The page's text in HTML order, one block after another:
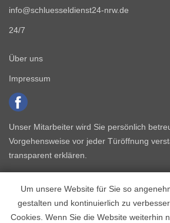
Um unsere Website für Sie so
gestalten und kontinuierlich zu
Cookies. Wenn Sie die Website weiterhin
info@schluesseldienst24-nrw.de
24/7
Über uns
Impressum
Unser Mitarbeiter wird Sie persönlich
Vorgehensweise vor jeder Türöffnung
transparent erklären.